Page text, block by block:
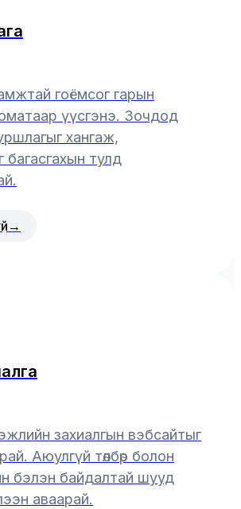
гоёмсог гарын
үүсгэнэ. Зочдод
хангаж,
багасгахын тулд
→
захиалгын вэбсайтыг
Аюулгүй төлбөр болон
бэлэн байдалтай шууд
аваарай.